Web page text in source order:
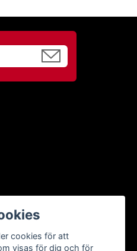
cookies för att
visas för dig och för